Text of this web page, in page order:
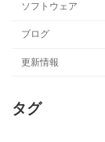
ソフトウェア
ブログ
更新情報
タグ